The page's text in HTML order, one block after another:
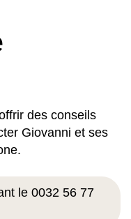
des conseils
Giovanni et ses
le 0032 56 77